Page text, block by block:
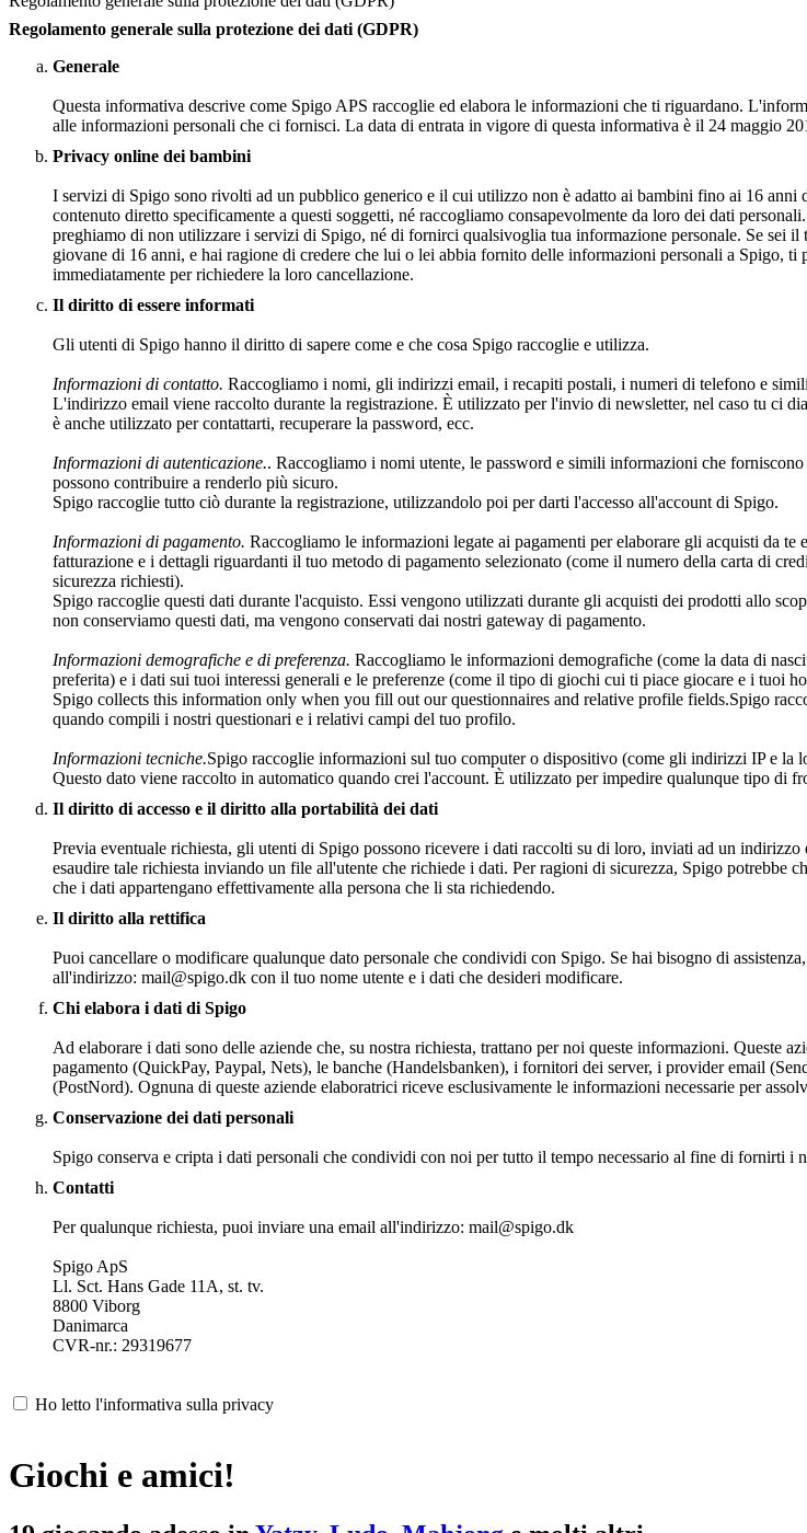
Regolamento generale sulla protezione dei dati (GDPR)
Generale
Questa informativa descrive come Spigo APS raccoglie ed elabora le informazioni che ti riguardano.
alle informazioni personali che ci fornisci. La data di entrata in vigore di questa informativa è il 24 maggio
Privacy online dei bambini
I servizi di Spigo sono rivolti ad un pubblico generico e il cui utilizzo non è adatto ai bambini fino ai 16 anni
contenuto diretto specificamente a questi soggetti, né raccogliamo consapevolmente da loro dei dati
preghiamo di non utilizzare i servizi di Spigo, né di fornirci qualsivoglia tua informazione personale. Se sei il
giovane di 16 anni, e hai ragione di credere che lui o lei abbia fornito delle informazioni personali a Spigo, ti
immediatamente per richiedere la loro cancellazione.
Il diritto di essere informati
Gli utenti di Spigo hanno il diritto di sapere come e che cosa Spigo raccoglie e utilizza.
Informazioni di contatto. Raccogliamo i nomi, gli indirizzi email, i recapiti postali, i numeri di telefono e
L'indirizzo email viene raccolto durante la registrazione. È utilizzato per l'invio di newsletter, nel caso tu ci
è anche utilizzato per contattarti, recuperare la password, ecc.
Informazioni di autenticazione.. Raccogliamo i nomi utente, le password e simili informazioni che
possono contribuire a renderlo più sicuro.
Spigo raccoglie tutto ciò durante la registrazione, utilizzandolo poi per darti l'accesso all'account di Spigo.
Informazioni di pagamento. Raccogliamo le informazioni legate ai pagamenti per elaborare gli acquisti da
fatturazione e i dettagli riguardanti il tuo metodo di pagamento selezionato (come il numero della carta di
sicurezza richiesti).
Spigo raccoglie questi dati durante l'acquisto. Essi vengono utilizzati durante gli acquisti dei prodotti allo
non conserviamo questi dati, ma vengono conservati dai nostri gateway di pagamento.
Informazioni demografiche e di preferenza. Raccogliamo le informazioni demografiche (come la data di
preferita) e i dati sui tuoi interessi generali e le preferenze (come il tipo di giochi cui ti piace giocare e i tuoi
Spigo collects this information only when you fill out our questionnaires and relative profile fields.Spigo
quando compili i nostri questionari e i relativi campi del tuo profilo.
Informazioni tecniche.Spigo raccoglie informazioni sul tuo computer o dispositivo (come gli indirizzi IP e la
Questo dato viene raccolto in automatico quando crei l'account. È utilizzato per impedire qualunque tipo di
Il diritto di accesso e il diritto alla portabilità dei dati
Previa eventuale richiesta, gli utenti di Spigo possono ricevere i dati raccolti su di loro, inviati ad un
esaudire tale richiesta inviando un file all'utente che richiede i dati. Per ragioni di sicurezza, Spigo potrebbe
che i dati appartengano effettivamente alla persona che li sta richiedendo.
Il diritto alla rettifica
Puoi cancellare o modificare qualunque dato personale che condividi con Spigo. Se hai bisogno di
all'indirizzo: mail@spigo.dk con il tuo nome utente e i dati che desideri modificare.
Chi elabora i dati di Spigo
Ad elaborare i dati sono delle aziende che, su nostra richiesta, trattano per noi queste informazioni. Queste
pagamento (QuickPay, Paypal, Nets), le banche (Handelsbanken), i fornitori dei server, i provider email
(PostNord). Ognuna di queste aziende elaboratrici riceve esclusivamente le informazioni necessarie per
Conservazione dei dati personali
Spigo conserva e cripta i dati personali che condividi con noi per tutto il tempo necessario al fine di fornirti i
Contatti
Per qualunque richiesta, puoi inviare una email all'indirizzo: mail@spigo.dk
Spigo ApS
Ll. Sct. Hans Gade 11A, st. tv.
8800 Viborg
Danimarca
CVR-nr.: 29319677
Ho letto l'informativa sulla privacy
Giochi e amici!